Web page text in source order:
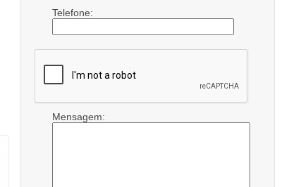
Telefone:
Mensagem: